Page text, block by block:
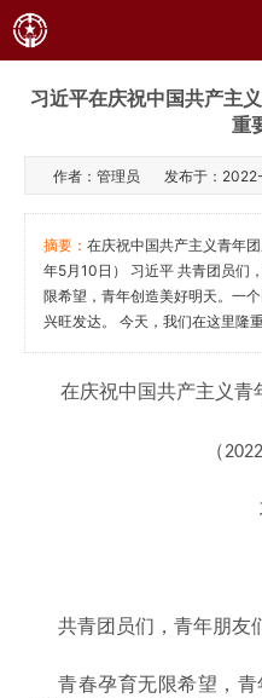
习近平在庆祝中国共产主
重
作者：管理员 发布于：
摘要： 在庆祝中国共产主义青年
年5月10日） 习近平 共青团员们
限希望，青年创造美好明天。一
兴旺发达。 今天，我们在这里隆
在庆祝中国共产主义青
（2022
共青团员们，青年朋友
青春孕育无限希望，